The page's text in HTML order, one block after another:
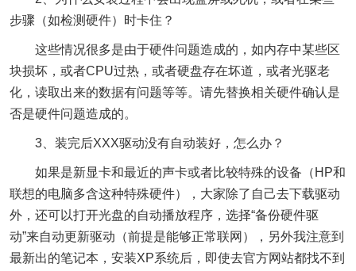
步骤（如检测硬件）时卡住？
这些情况很多是由于硬件问题造成的，如内存中某些区
块损坏，或者CPU过热，或者硬盘存在坏道，或者光驱老
化，读取出来的数据有问题等等。请先替换相关硬件确认是
否是硬件问题造成的。
3、装完后XXX驱动没有自动装好，怎么办？
如果是新显卡和最近的声卡或者比较特殊的设备（HP和
联想的电脑多含这种特殊硬件），大家除了自己去下载驱动
外，还可以打开光盘的自动播放程序，选择“备份硬件驱
动”来自动更新驱动（前提是能够正常联网），另外我注意到
最新出的笔记本，安装XP系统后，即使去官方网站都找不到